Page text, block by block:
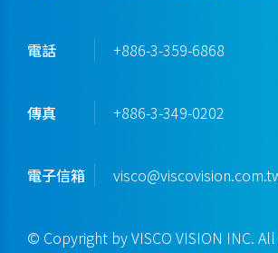
電話 +886-3-359-6868
傳真 +886-3-349-0202
電子信箱
© Copyright by VISCO VISION INC.